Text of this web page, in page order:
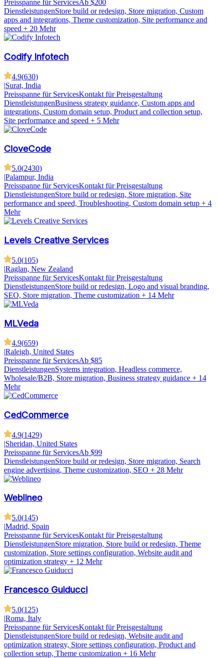
Preisspanne für ServicesAb $200
DienstleistungenStore build or redesign, Store migration, Custom
apps and integrations, Theme customization, Site performance and
speed + 20 Mehr
Codify Infotech
4.9(630)
|Surat, India
Preisspanne für ServicesKontakt für Preisgestaltung
DienstleistungenBusiness strategy guidance, Custom apps and
integrations, Custom domain setup, Product and collection setup,
Site performance and speed + 5 Mehr
CloveCode
5.0(2430)
|Palampur, India
Preisspanne für ServicesKontakt für Preisgestaltung
DienstleistungenStore build or redesign, Store migration, Site
performance and speed, Troubleshooting, Custom domain setup + 4
Mehr
Levels Creative Services
5.0(105)
|Raglan, New Zealand
Preisspanne für ServicesKontakt für Preisgestaltung
DienstleistungenStore build or redesign, Logo and visual branding,
SEO, Store migration, Theme customization + 14 Mehr
MLVeda
4.9(659)
|Raleigh, United States
Preisspanne für ServicesAb $85
DienstleistungenSystems integration, Headless commerce,
Wholesale/B2B, Store migration, Business strategy guidance + 14
Mehr
CedCommerce
4.9(1429)
|Sheridan, United States
Preisspanne für ServicesAb $99
DienstleistungenStore build or redesign, Store migration, Search
engine advertising, Theme customization, SEO + 28 Mehr
Weblineo
5.0(145)
|Madrid, Spain
Preisspanne für ServicesKontakt für Preisgestaltung
DienstleistungenStore migration, Store build or redesign, Theme
customization, Store settings configuration, Website audit and
optimization strategy + 12 Mehr
Francesco Guiducci
5.0(125)
|Roma, Italy
Preisspanne für ServicesKontakt für Preisgestaltung
DienstleistungenStore build or redesign, Website audit and
optimization strategy, Store settings configuration, Product and
collection setup, Theme customization + 16 Mehr